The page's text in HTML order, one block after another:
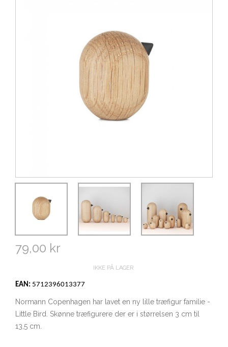
79,00 kr
IKKE PÅ LAGER
EAN: 5712396013377
Normann Copenhagen har lavet en ny lille træfigur familie -
Little Bird. Skønne træfigurere der er i størrelsen 3 cm til
13,5 cm.